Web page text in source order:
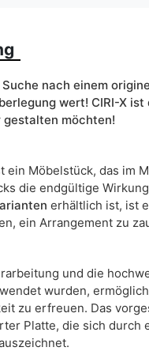
und der
nach einem
wert! CIRI-X
möchten!
ein Möbelstück, das im
die endgültige
erhältlich ist, ist
ein Arrangement zu
und die
wurden,
zu erfreuen. Das
Platte, die sich durch